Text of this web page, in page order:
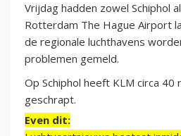
Vrijdag hadden zowel Schiphol
Rotterdam The Hague Airport
de regionale luchthavens
problemen gemeld.
Op Schiphol heeft KLM circa 40
geschrapt.
Even dit: